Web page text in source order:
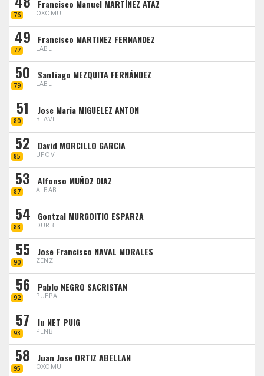
76
Francisco Manuel MARTÍNEZ ATAZ
OXOMU
49
77
Francisco MARTINEZ FERNANDEZ
LABL
50
79
Santiago MEZQUITA FERNÁNDEZ
LABL
51
80
Jose Maria MIGUELEZ ANTON
BLAVI
52
85
David MORCILLO GARCIA
UPOV
53
87
Alfonso MUÑOZ DIAZ
ALBAB
54
88
Gontzal MURGOITIO ESPARZA
DURBI
55
90
Jose Francisco NAVAL MORALES
ZENZ
56
92
Pablo NEGRO SACRISTAN
PUEPA
57
93
Iu NET PUIG
PENB
58
95
Juan Jose ORTIZ ABELLAN
OXOMU